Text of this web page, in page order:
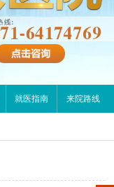
就医指南 来院路线